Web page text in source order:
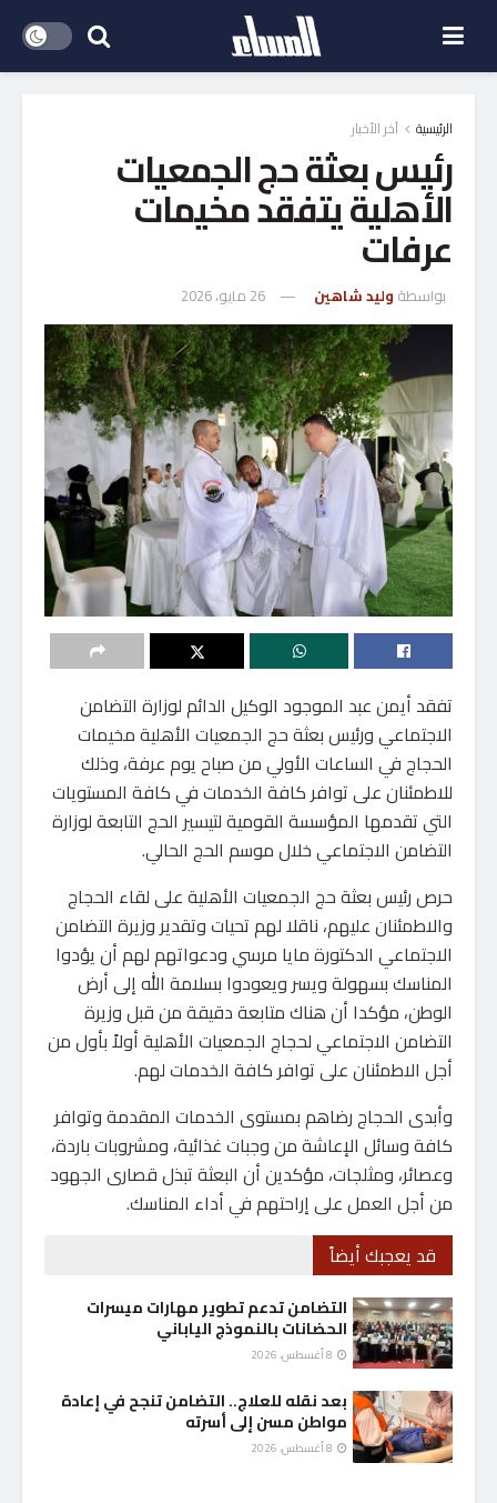
الرئيسية آخر الأخبار
رئيس بعثة حج الجمعيات
الأهلية يتفقد مخيمات
عرفات
بواسطة وليد شاهين 26 مايو، 2026
تفقد أيمن عبد الموجود الوكيل الدائم لوزارة التضامن
الاجتماعي ورئيس بعثة حج الجمعيات الأهلية مخيمات
الحجاج في الساعات الأولي من صباح يوم عرفة، وذلك
للاطمئنان على توافر كافة الخدمات في كافة المستويات
التي تقدمها المؤسسة القومية لتيسير الحج التابعة لوزارة
التضامن الاجتماعي خلال موسم الحج الحالي.
حرص رئيس بعثة حج الجمعيات الأهلية على لقاء الحجاج
والاطمئنان عليهم، ناقلا لهم تحيات وتقدير وزيرة التضامن
الاجتماعي الدكتورة مايا مرسي ودعواتهم لهم أن يؤدوا
المناسك بسهولة ويسر ويعودوا بسلامة الله إلى أرض
الوطن، مؤكدا أن هناك متابعة دقيقة من قبل وزيرة
التضامن الاجتماعي لحجاج الجمعيات الأهلية أولاً بأول من
أجل الاطمئنان على توافر كافة الخدمات لهم.
وأبدى الحجاج رضاهم بمستوى الخدمات المقدمة وتوافر
كافة وسائل الإعاشة من وجبات غذائية، ومشروبات باردة،
وعصائر، ومثلجات، مؤكدين أن البعثة تبذل قصارى الجهود
من أجل العمل على إراحتهم في أداء المناسك.
قد يعجبك أيضاً
التضامن تدعم تطوير مهارات ميسرات
الحضانات بالنموذج الياباني
بعد نقله للعلاج.. التضامن تنجح في إعادة
مواطن مسن إلى أسرته